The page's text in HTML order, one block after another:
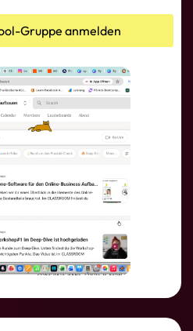
Gruppe anmelden